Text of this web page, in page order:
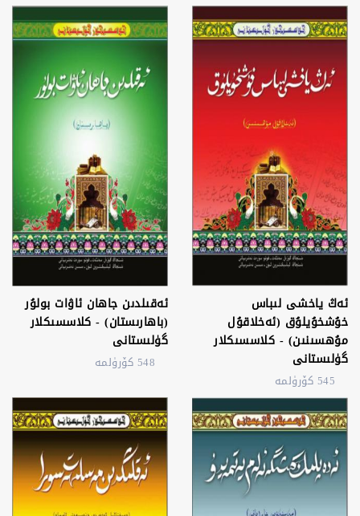
ئەڭ ياخشى لىباس
خۇشخۇيلۇق (ئەخلاقۇل
مۇھسىنىن) - كلاسسىكلار
گۈلىستانى
545 كۆرۈلمە
ئەقىلدىن جاھان ئاۋات بولۇر
(باھارىستان) - كلاسسىكلار
گۈلىستانى
548 كۆرۈلمە